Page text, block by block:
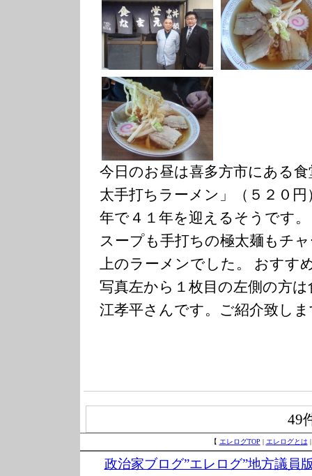
今日のお昼は喜多方市にある
太手打ちラーメン」（５２０
年で４１年を迎えるそうです。
スープも手打ちの極太麺もチ
上のラーメンでした。 おすす
写真左から１枚目の左側の方
江孝平さんです。ご紹介致し
49
【 エレログTOP | エレログとは
政治家ブログ”エレログ”地方議員